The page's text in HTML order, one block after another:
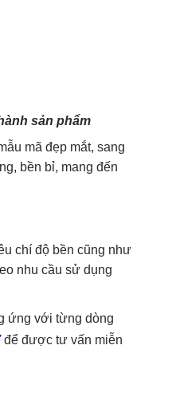
sản phẩm
mã đẹp mắt, sang
bền bỉ, mang đến
chí độ bền cũng như
nhu cầu sử dụng
ứng với từng dòng
để được tư vấn miễn